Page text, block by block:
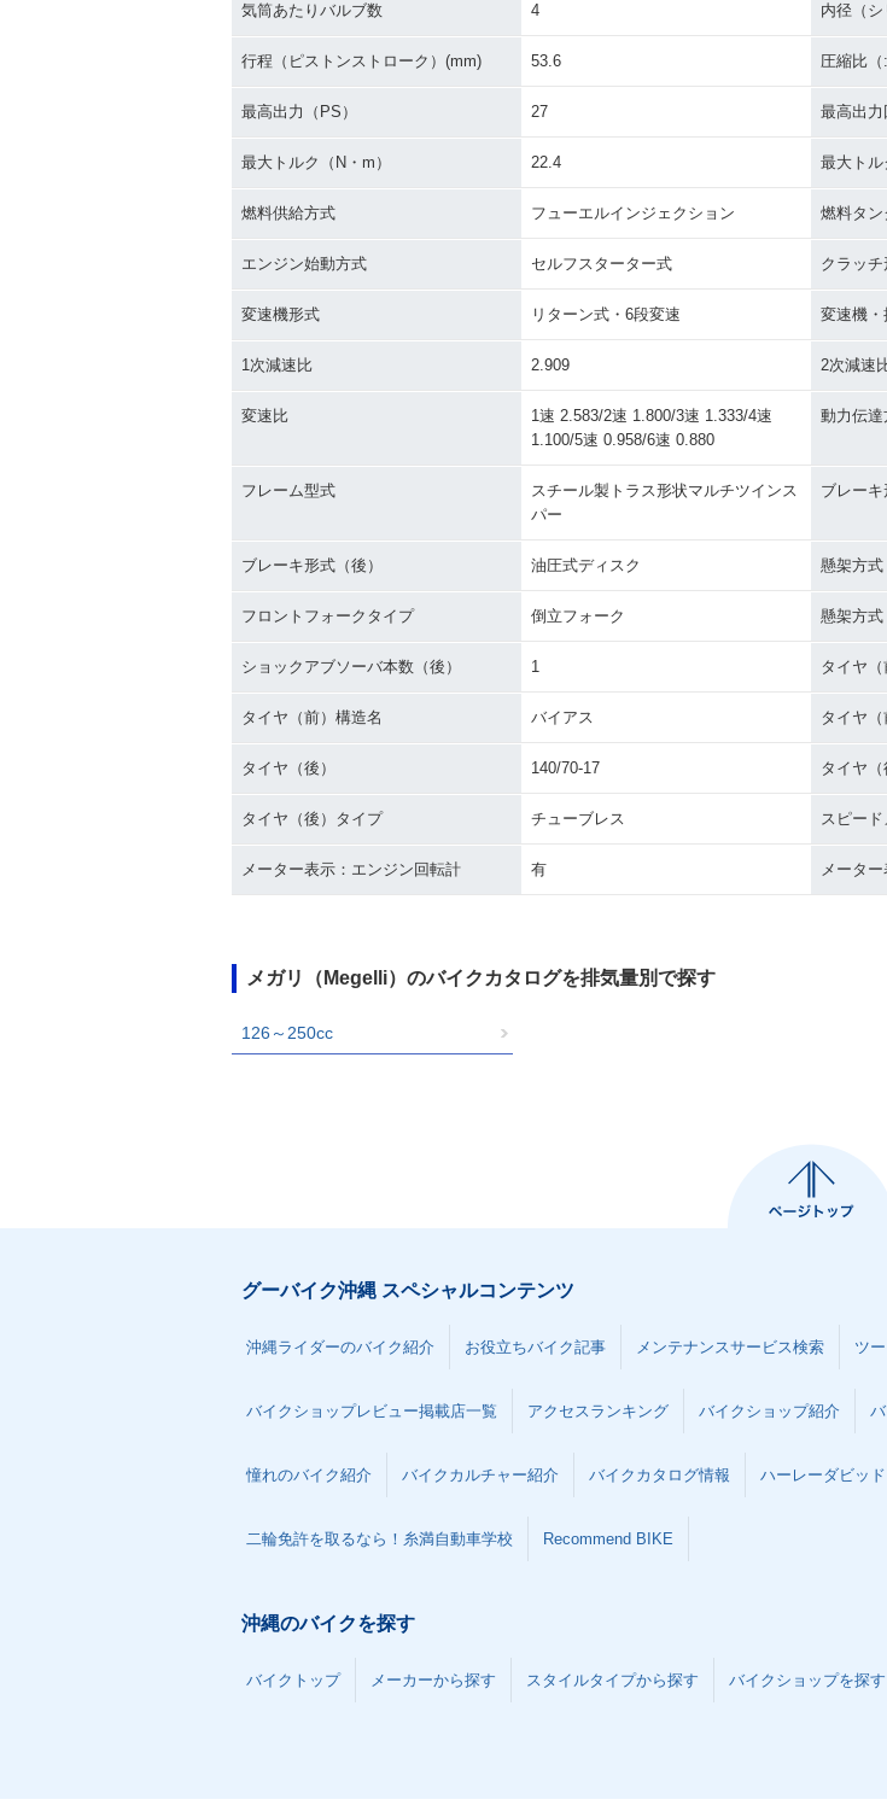
気筒あたりバルブ数 4 内径（
行程（ピストンストローク）(mm) 53.6 圧縮比（
最高出力（PS） 27 最高出力
最大トルク（N・m） 22.4 最大トル
燃料供給方式 フューエルインジェクション 燃料タ
エンジン始動方式 セルフスターター式 クラッチ
変速機形式 リターン式・6段変速 変速機
1次減速比 2.909 2次減速
変速比
1速 2.583/2速 1.800/3速 1.333/4速
1.100/5速 0.958/6速 0.880
動力伝達
フレーム型式
スチール製トラス形状マルチツインス
パー
ブレーキ
ブレーキ形式（後） 油圧式ディスク 懸架方式
フロントフォークタイプ 倒立フォーク 懸架方式
ショックアブソーバ本数（後） 1 タイヤ（
タイヤ（前）構造名 バイアス タイヤ
タイヤ（後） 140/70-17 タイヤ（
タイヤ（後）タイプ チューブレス スピー
メーター表示：エンジン回転計 有 メータ
メガリ（Megelli）のバイクカタログを排気量別で探す
126～250cc
グーバイク沖縄 スペシャルコンテンツ
沖縄ライダーのバイク紹介 お役立ちバイク記事 メンテナンスサービス検索 ツ
バイクショップレビュー掲載店一覧 アクセスランキング バイクショップ紹介
憧れのバイク紹介 バイクカルチャー紹介 バイクカタログ情報 ハーレーダビッ
二輪免許を取るなら！糸満自動車学校 Recommend BIKE
沖縄のバイクを探す
バイクトップ メーカーから探す スタイルタイプから探す バイクショップを探す